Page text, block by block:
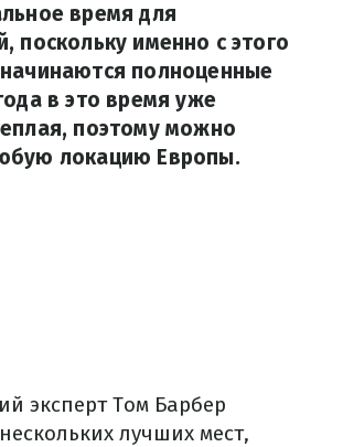
время для
поскольку именно с этого
полноценные
в это время уже
поэтому можно
локацию Европы.
эксперт Том Барбер
лучших мест,